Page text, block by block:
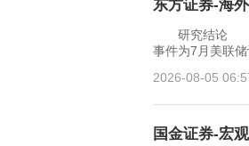
东方证券-海
研究结论 美
事件为7月美联
2026-08-05
国金证券-宏